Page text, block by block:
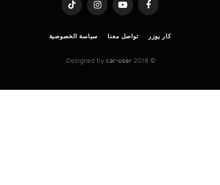
Facebook
YouTube
Instagram
TikTok
كار يوزر تواصل معنا سياسة الخصوصية
© 2018 Designed by
car-user